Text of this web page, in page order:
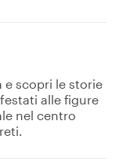
e scopri le storie
alle figure
nel centro